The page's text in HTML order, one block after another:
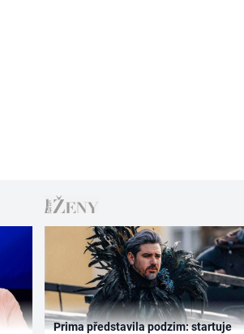
Prima představila podzim: startuje